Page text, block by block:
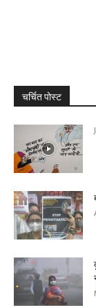
चर्चित पोस्ट